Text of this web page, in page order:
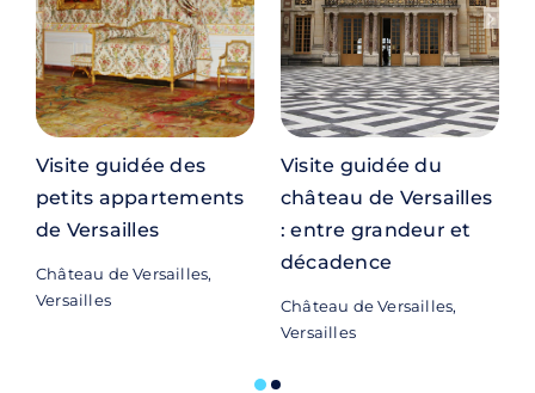
Visite guidée des
petits appartements
de Versailles
Château de Versailles,
Versailles
Visite guidée du
château de Versailles
: entre grandeur et
décadence
Château de Versailles,
Versailles